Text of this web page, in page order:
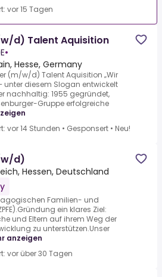
vor 15 Tagen
d) Talent Aquisition
•
Hesse, Germany
(m/w/d) Talent Aquisition „Wir
unter diesem Slogan entwickelt
nachhaltig: 1955 gegründet,
Gruppe erfolgreiche
vor 14 Stunden • Gesponsert • Neu!
d)
Hessen, Deutschland
Familien- und
ein klares Ziel:
und Eltern auf ihrem Weg der
zu unterstützen.Unser
anzeigen
vor über 30 Tagen